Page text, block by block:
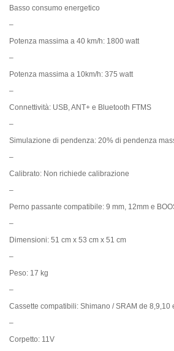
Basso consumo energetico
–
Potenza massima a 40 km/h: 1800 watt
–
Potenza massima a 10km/h: 375 watt
–
Connettività: USB, ANT+ e Bluetooth FTMS
–
Simulazione di pendenza: 20% di pendenza
–
Calibrato: Non richiede calibrazione
–
Perno passante compatibile: 9 mm, 12mm e
–
Dimensioni: 51 cm x 53 cm x 51 cm
–
Peso: 17 kg
–
Cassette compatibili: Shimano / SRAM de 8,9,10
–
Corpetto: 11V